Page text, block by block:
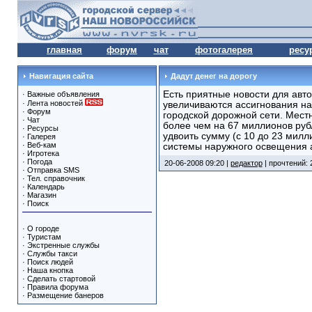
главная форум чат фотогалерея
Навигация сайта
· Важные объявления
· Лента новостей
· Форум
· Чат
· Ресурсы
· Галерея
· Веб-кам
· Игротека
· Погода
· Отправка SMS
· Тел. справочник
· Календарь
· Магазин
· Поиск
· О городе
· Туристам
· Экстренные службы
· Службы такси
· Поиск людей
· Наша кнопка
· Сделать стартовой
· Правила форума
· Размещение банеров
Дадут денег на дорогу
Есть приятные новости для
увеличиваются ассигнования
городской дорожной сети.
более чем на 67 миллионов
удвоить сумму (с 10 до 23
системы наружного освещения
20-06-2008 09:20 | редактор| прочтений: